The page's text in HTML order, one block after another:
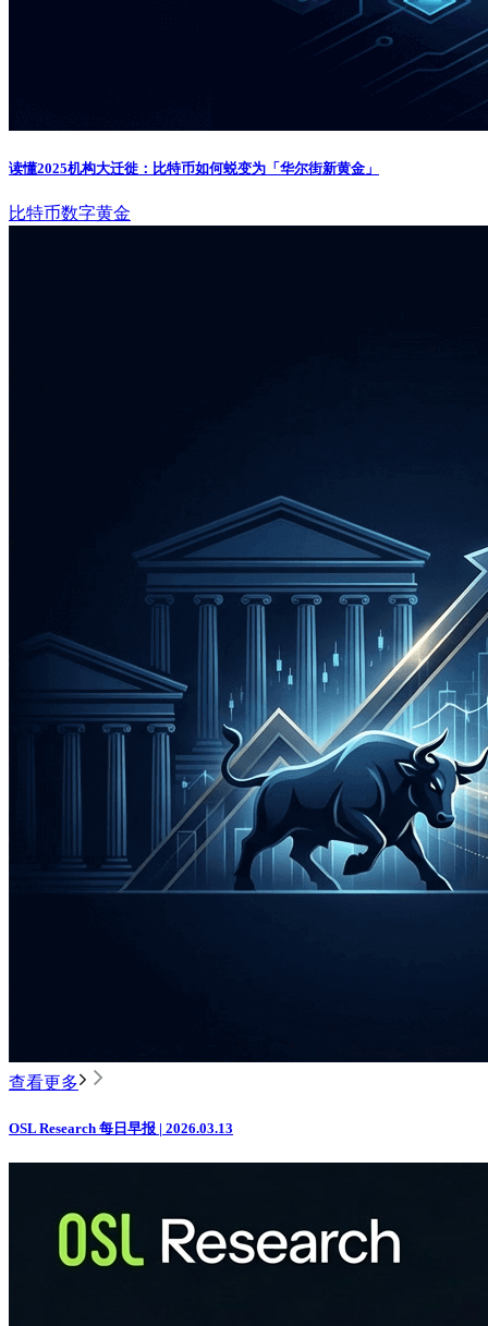
读懂2025机构大迁徙：比特币如何蜕变为「华尔街新黄金」
比特币数字黄金
查看更多
OSL Research 每日早报 | 2026.03.13